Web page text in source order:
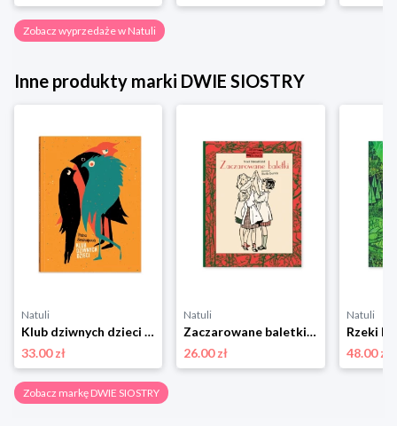
Zobacz wyprzedaże w Natuli
Inne produkty marki DWIE SIOSTRY
Natuli
Klub dziwnych dzieci Dwie siostry
33.00 zł
Natuli
Zaczarowane baletki Dwie siostry
26.00 zł
Natuli
Rzeki
48.00 zł
Zobacz markę DWIE SIOSTRY